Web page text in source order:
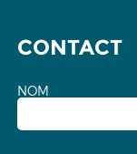
CONTACT
NOM